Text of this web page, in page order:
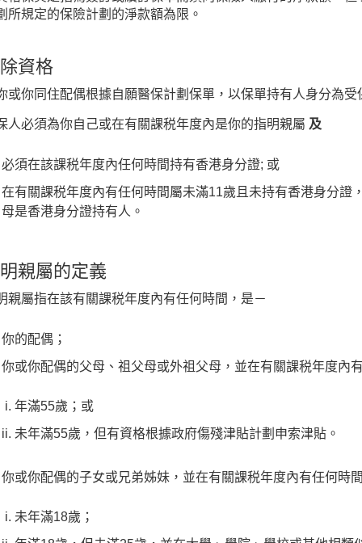
所規定的保險計劃的淨款額為限。
資格
或你同住配偶根據自願醫保計劃保單，以保單持有人身分為
人必須為你自己或在有關課税年度內是你的指明親屬 及
必須在該課税年度內任何時間持有香港身分證; 或
在有關課税年度內有任何時間屬未滿11歲且未持有香港身分證
母是香港身分證持有人。
親屬的定義
親屬指在該有關課税年度內有任何時間，是－
你的配偶；
你或你配偶的父母、祖父母或外祖父母，並在有關課税年度內
年滿55歲；或
未年滿55歲，但有資格根據政府傷殘津貼計劃申索津貼。
你或你配偶的子女或兄弟姊妹，並在有關課税年度內有任何時
未年滿18歲；